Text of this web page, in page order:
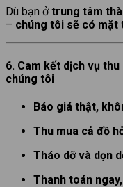
Dù bạn ởtrung tâm
– chúng tôi sẽ có mặt
6. Cam kết dịch vụ
chúng tôi
Báo giá thật,
Thu mua cả đồ
Tháo dỡ và dọn
Thanh toán